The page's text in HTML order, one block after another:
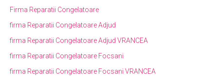
Firma Reparatii Congelatoare
firma Reparatii Congelatoare Adjud
firma Reparatii Congelatoare Adjud VRANCEA
firma Reparatii Congelatoare Focsani
firma Reparatii Congelatoare Focsani VRANCEA